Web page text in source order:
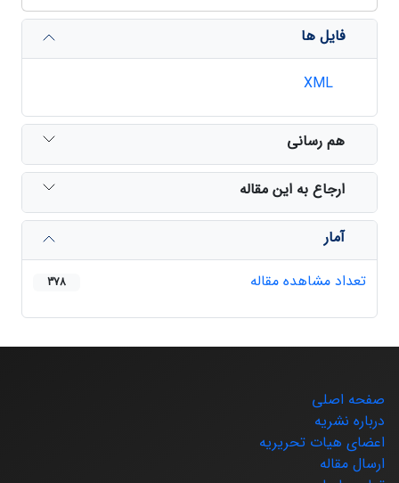
فایل ها
هم رسانی
ارجاع به این مقاله
آمار
تعداد مشاهده مقاله
378
صفحه اصلی
درباره نشریه
اعضای هیات تحریریه
ارسال مقاله